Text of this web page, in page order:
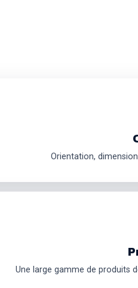
Orientation,
Une large gamme de produits